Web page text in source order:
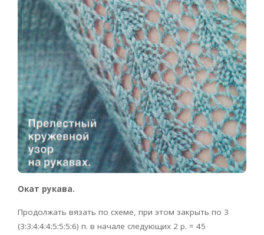
Окат рукава.
Продолжать вязать по схеме, при этом закрыть по 3
(3:3:4:4:4:5:5:5:6) п. в начале следующих 2 р. = 45